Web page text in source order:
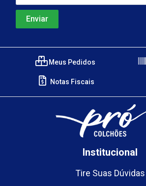
Meus Pedidos
Notas Fiscais
Institucional
Tire Suas Dúvidas